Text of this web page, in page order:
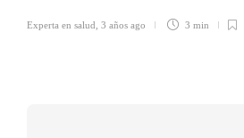
Experta en salud 3 años ago 3 min